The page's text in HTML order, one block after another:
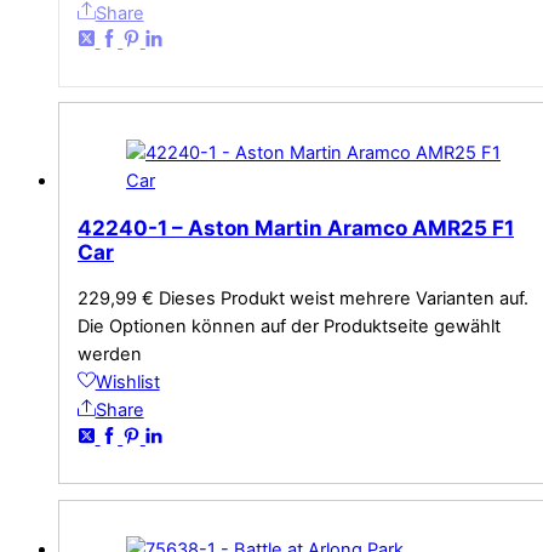
Share
42240-1 – Aston Martin Aramco AMR25 F1
Car
229,99 € Dieses Produkt weist mehrere Varianten auf.
Die Optionen können auf der Produktseite gewählt
werden
Wishlist
Share